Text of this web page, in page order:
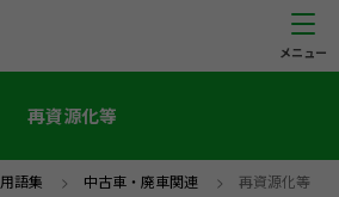
再資源化等
用語集 > 中古車・廃車関連 > 再資源化等